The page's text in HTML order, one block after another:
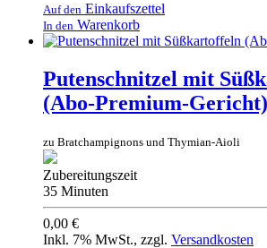
Auf den Einkaufszettel
In den Warenkorb
Putenschnitzel mit
(Abo-Premium-Gericht)
zu Bratchampignons und Thymian-Aioli
Zubereitungszeit
35 Minuten
0,00 €
Inkl. 7% MwSt., zzgl. Versandkosten